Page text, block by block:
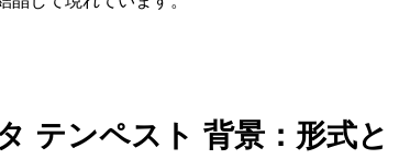
テンペスト 背景：形式と